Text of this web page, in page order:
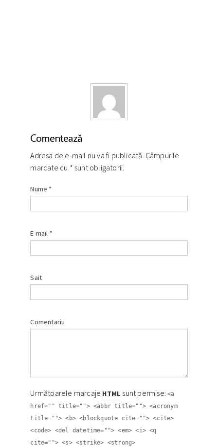
Comentează
Adresa de e-mail nu va fi publicată. Câmpurile
marcate cu * sunt obligatorii.
Nume *
E-mail *
Sait
Comentariu
Următoarele marcaje HTML sunt permise:<a
href="" title=""> <abbr title=""> <acronym
title=""> <b> <blockquote cite=""> <cite>
<code> <del datetime=""> <em> <i> <q
cite=""> <s> <strike> <strong>